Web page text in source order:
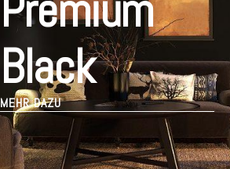
Black
MEHR DAZU